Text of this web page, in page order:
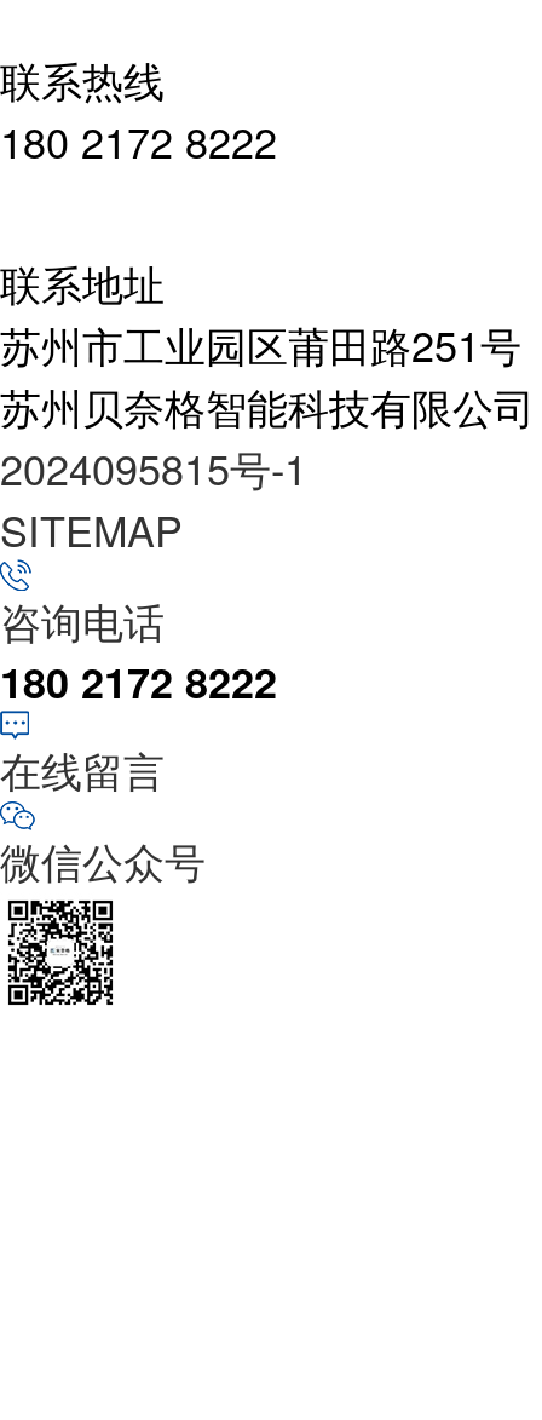
联系热线
180 2172 8222
联系地址
苏州市工业园区莆田路251号
苏州贝奈格智能科技有限公
2024095815号-1
SITEMAP
咨询电话
180 2172 8222
在线留言
微信公众号